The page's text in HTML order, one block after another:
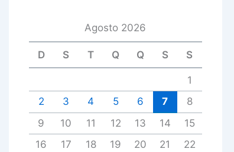
Agosto 2026
D S T Q Q S S
1
2
3 4 5 6 7
8
9
10 11 12 13 14
15
16
17 18 19 20 21
22